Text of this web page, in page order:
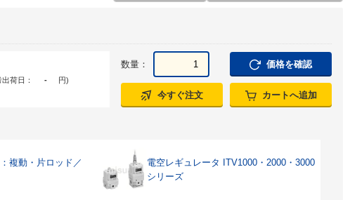
荷日： - 円)
数量： 価格を確認
今すぐ注文 カートへ追加
複動・片ロッド／
電空レギュレータ ITV1000・2000・3000
シリーズ